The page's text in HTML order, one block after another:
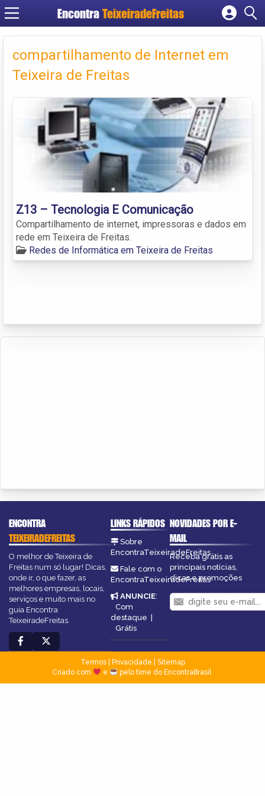
Encontra TeixeiradeFreitas
Cadastrar empresa
Criar conta
compartilhamento de Internet em
Teixeira de Freitas
Z13 – Tecnologia E Comunicação
Compartilhamento de internet, impressoras e dados em
rede em Teixeira de Freitas.
Redes de Informática em Teixeira de Freitas
ENCONTRA
TEIXEIRADEFREITAS
O melhor de Teixeira de
Freitas num só lugar! Dicas,
onde ir, o que fazer, as
melhores empresas, locais,
serviços e muito mais no
guia Encontra
TeixeiradeFreitas.
LINKS RÁPIDOS
Sobre
EncontraTeixeiradeFreitas
Fale com o
EncontraTeixeiradeFreitas
ANUNCIE:
Com
destaque |
Grátis
NOVIDADES POR E-
MAIL
Receba grátis as
principais notícias,
dicas e promoções
Termos| Privacidade
Sitemap
Criado com
e pelo time do EncontraBrasil